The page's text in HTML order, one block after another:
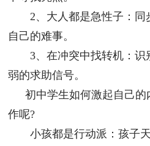
2、大人都是急性子：同
自己的难事。
3、在冲突中找转机：识
弱的求助信号。
初中学生如何激起自己的
作呢?
小孩都是行动派：孩子天